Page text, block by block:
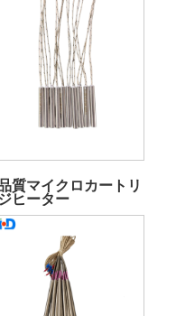
質マイクロカートリ
ヒーター